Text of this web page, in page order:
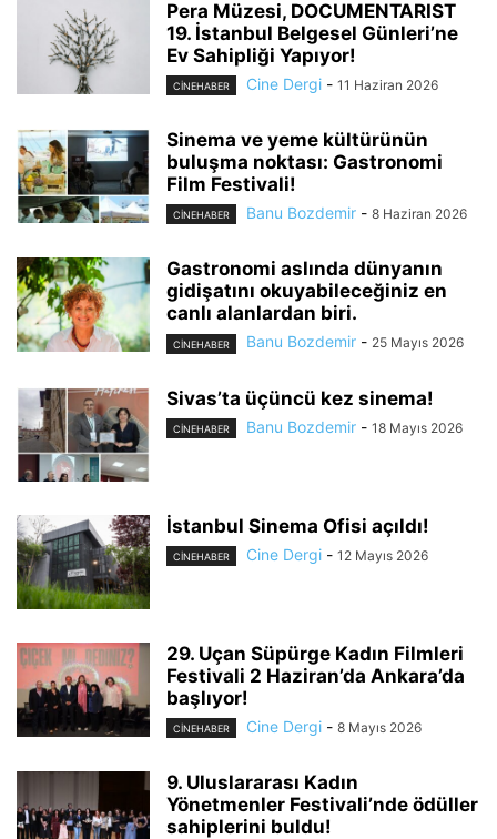
Pera Müzesi, DOCUMENTARIST
19. İstanbul Belgesel Günleri’ne
Ev Sahipliği Yapıyor!
CINEHABER Cine Dergi - 11 Haziran 2026
Sinema ve yeme kültürünün
buluşma noktası: Gastronomi
Film Festivali!
CINEHABER Banu Bozdemir - 8 Haziran 2026
Gastronomi aslında dünyanın
gidişatını okuyabileceğiniz en
canlı alanlardan biri.
CINEHABER Banu Bozdemir - 25 Mayıs 2026
Sivas’ta üçüncü kez sinema!
CINEHABER Banu Bozdemir - 18 Mayıs 2026
İstanbul Sinema Ofisi açıldı!
CINEHABER Cine Dergi - 12 Mayıs 2026
29. Uçan Süpürge Kadın Filmleri
Festivali 2 Haziran’da Ankara’da
başlıyor!
CINEHABER Cine Dergi - 8 Mayıs 2026
9. Uluslararası Kadın
Yönetmenler Festivali’nde ödüller
sahiplerini buldu!